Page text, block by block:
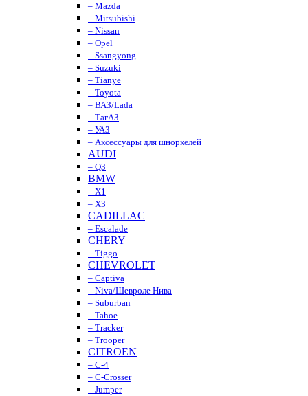
– Mazda
– Mitsubishi
– Nissan
– Opel
– Ssangyong
– Suzuki
– Tianye
– Toyota
– ВАЗ/Lada
– ТагАЗ
– УАЗ
– Аксессуары для шноркелей
AUDI
– Q3
BMW
– X1
– X3
CADILLAC
– Escalade
CHERY
– Tiggo
CHEVROLET
– Captiva
– Niva/Шевроле Нива
– Suburban
– Tahoe
– Tracker
– Trooper
CITROEN
– C-4
– C-Crosser
– Jumper